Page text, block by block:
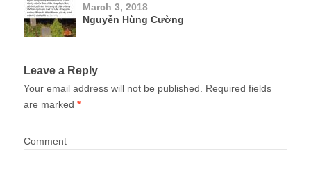
March 3, 2018
Nguyễn Hùng Cường
Leave a Reply
Your email address will not be published.
Required fields
are marked *
Comment